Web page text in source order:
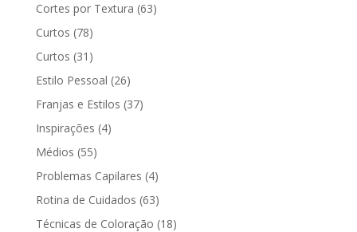
Cortes por Textura (63)
Curtos (78)
Curtos (31)
Estilo Pessoal (26)
Franjas e Estilos (37)
Inspirações (4)
Médios (55)
Problemas Capilares (4)
Rotina de Cuidados (63)
Técnicas de Coloração (18)